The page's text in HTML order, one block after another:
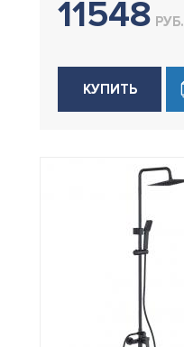
11548 РУБ.
КУПИТЬ